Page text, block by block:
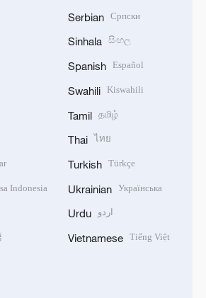
Indonesia
Serbian Српски
Sinhala සිංහල
Spanish Español
Swahili Kiswahili
Tamil தமிழ்
Thai ไทย
Turkish Türkçe
Ukrainian Українська
Urdu اردو
Vietnamese Tiếng Việt